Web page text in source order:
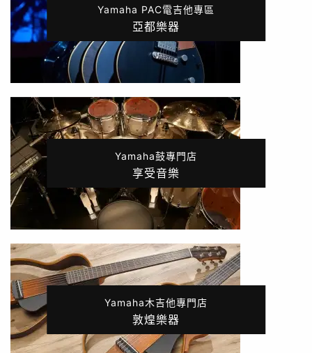
Yamaha PAC電吉他專區
亞都樂器
Yamaha鼓專門店
享受音樂
Yamaha木吉他專門店
敦煌樂器